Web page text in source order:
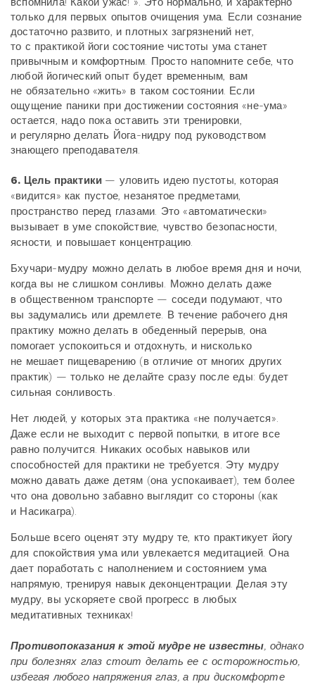
только для первых опытов очищения ума. Если сознание
достаточно развито, и плотных загрязнений нет,
то с практикой йоги состояние чистоты ума станет
привычным и комфортным. Просто напомните себе, что
любой йогический опыт будет временным, вам
не обязательно «жить» в таком состоянии. Если
ощущение паники при достижении состояния «не-ума»
остается, надо пока оставить эти тренировки,
и регулярно делать Йога-нидру под руководством
знающего преподавателя.
6. Цель практики — уловить идею пустоты, которая
«видится» как пустое, незанятое предметами,
пространство перед глазами. Это «автоматически»
вызывает в уме спокойствие, чувство безопасности,
ясности, и повышает концентрацию.
Бхучари-мудру можно делать в любое время дня и ночи,
когда вы не слишком сонливы. Можно делать даже
в общественном транспорте — соседи подумают, что
вы задумались или дремлете. В течение рабочего дня
практику можно делать в обеденный перерыв, она
помогает успокоиться и отдохнуть, и нисколько
не мешает пищеварению (в отличие от многих других
практик) — только не делайте сразу после еды: будет
сильная сонливость.
Нет людей, у которых эта практика «не получается».
Даже если не выходит с первой попытки, в итоге все
равно получится. Никаких особых навыков или
способностей для практики не требуется. Эту мудру
можно давать даже детям (она успокаивает), тем более
что она довольно забавно выглядит со стороны (как
и Насикагра).
Больше всего оценят эту мудру те, кто практикует йогу
для спокойствия ума или увлекается медитацией. Она
дает поработать с наполнением и состоянием ума
напрямую, тренируя навык деконцентрации. Делая эту
мудру, вы ускоряете свой прогресс в любых
медитативных техниках!
Противопоказания к этой мудре не известны, однако
при болезнях глаз стоит делать ее с осторожностью,
избегая любого напряжения глаз, а при дискомфорте